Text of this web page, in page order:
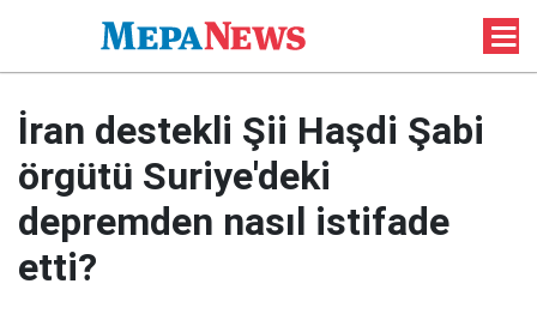
İran destekli Şii Haşdi Şabi
örgütü Suriye'deki
depremden nasıl istifade
etti?